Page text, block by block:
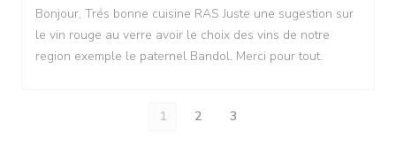
Bonjour, Trés bonne cuisine RAS Juste une sugestion sur
le vin rouge au verre avoir le choix des vins de notre
region exemple le paternel Bandol. Merci pour tout.
1 2 3